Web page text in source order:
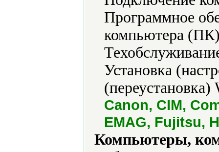
Программное
компьютера
Установка
Canon, CIM,
EMAG, Fujitsu,
Компьютеры,